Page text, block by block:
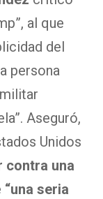
al que
del
persona
Aseguró,
Unidos
contra una
“una seria